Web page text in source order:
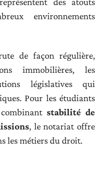
environnements
de façon régulière,
immobilières, les
législatives qui
Pour les étudiants
stabilité de
, le notariat offre
les métiers du droit.